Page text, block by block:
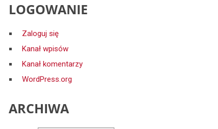
LOGOWANIE
Zaloguj się
Kanał wpisów
Kanał komentarzy
WordPress.org
ARCHIWA